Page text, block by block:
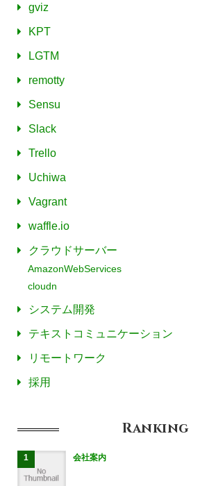
gviz
KPT
LGTM
remotty
Sensu
Slack
Trello
Uchiwa
Vagrant
waffle.io
クラウドサーバー
AmazonWebServices
cloudn
システム開発
テキストコミュニケーション
リモートワーク
採用
Ranking
会社案内